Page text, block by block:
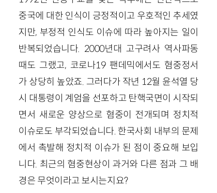
중국에 대한 인식이 긍정적이고 우호적인 추세였
지만, 부정적 인식도 이슈에 따라 높아지는 일이
반복되었습니다. 2000년대 고구려사 역사파동
때도 그랬고, 코로나19 팬데믹에서도 혐중정서
가 상당히 높았죠. 그러다가 작년 12월 윤석열 당
시 대통령이 계엄을 선포하고 탄핵국면이 시작되
면서 새로운 양상으로 혐중이 전개되며 정치적
이슈로도 부각되었습니다. 한국사회 내부의 문제
에서 촉발해 정치적 이슈가 된 점이 중요해 보입
니다. 최근의 혐중현상이 과거와 다른 점과 그 배
경은 무엇이라고 보시는지요?